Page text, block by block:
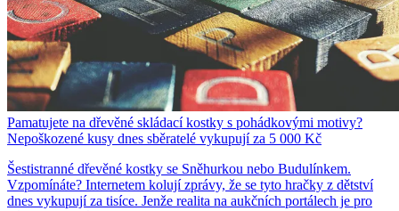
Pamatujete na dřevěné skládací kostky s pohádkovými motivy?
Nepoškozené kusy dnes sběratelé vykupují za 5 000 Kč
Šestistranné dřevěné kostky se Sněhurkou nebo Budulínkem.
Vzpomínáte? Internetem kolují zprávy, že se tyto hračky z dětství
dnes vykupují za tisíce. Jenže realita na aukčních portálech je pro